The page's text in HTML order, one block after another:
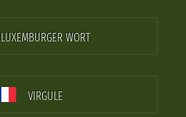
LUXEMBURGER WORT
VIRGULE